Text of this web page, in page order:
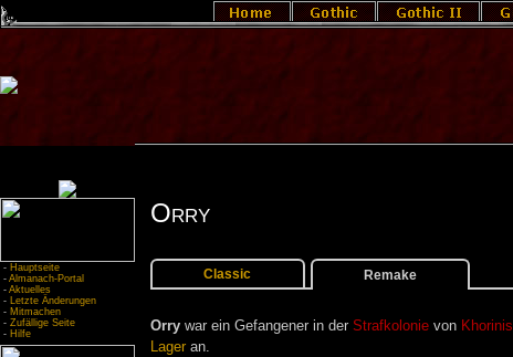
- Hauptseite
- Almanach-Portal
- Aktuelles
- Letzte Änderungen
- Mitmachen
- Zufällige Seite
- Hilfe
Orry
Classic Remake
Orrywar ein Gefangener in der Strafkolonievon Khorinis
Lageran.